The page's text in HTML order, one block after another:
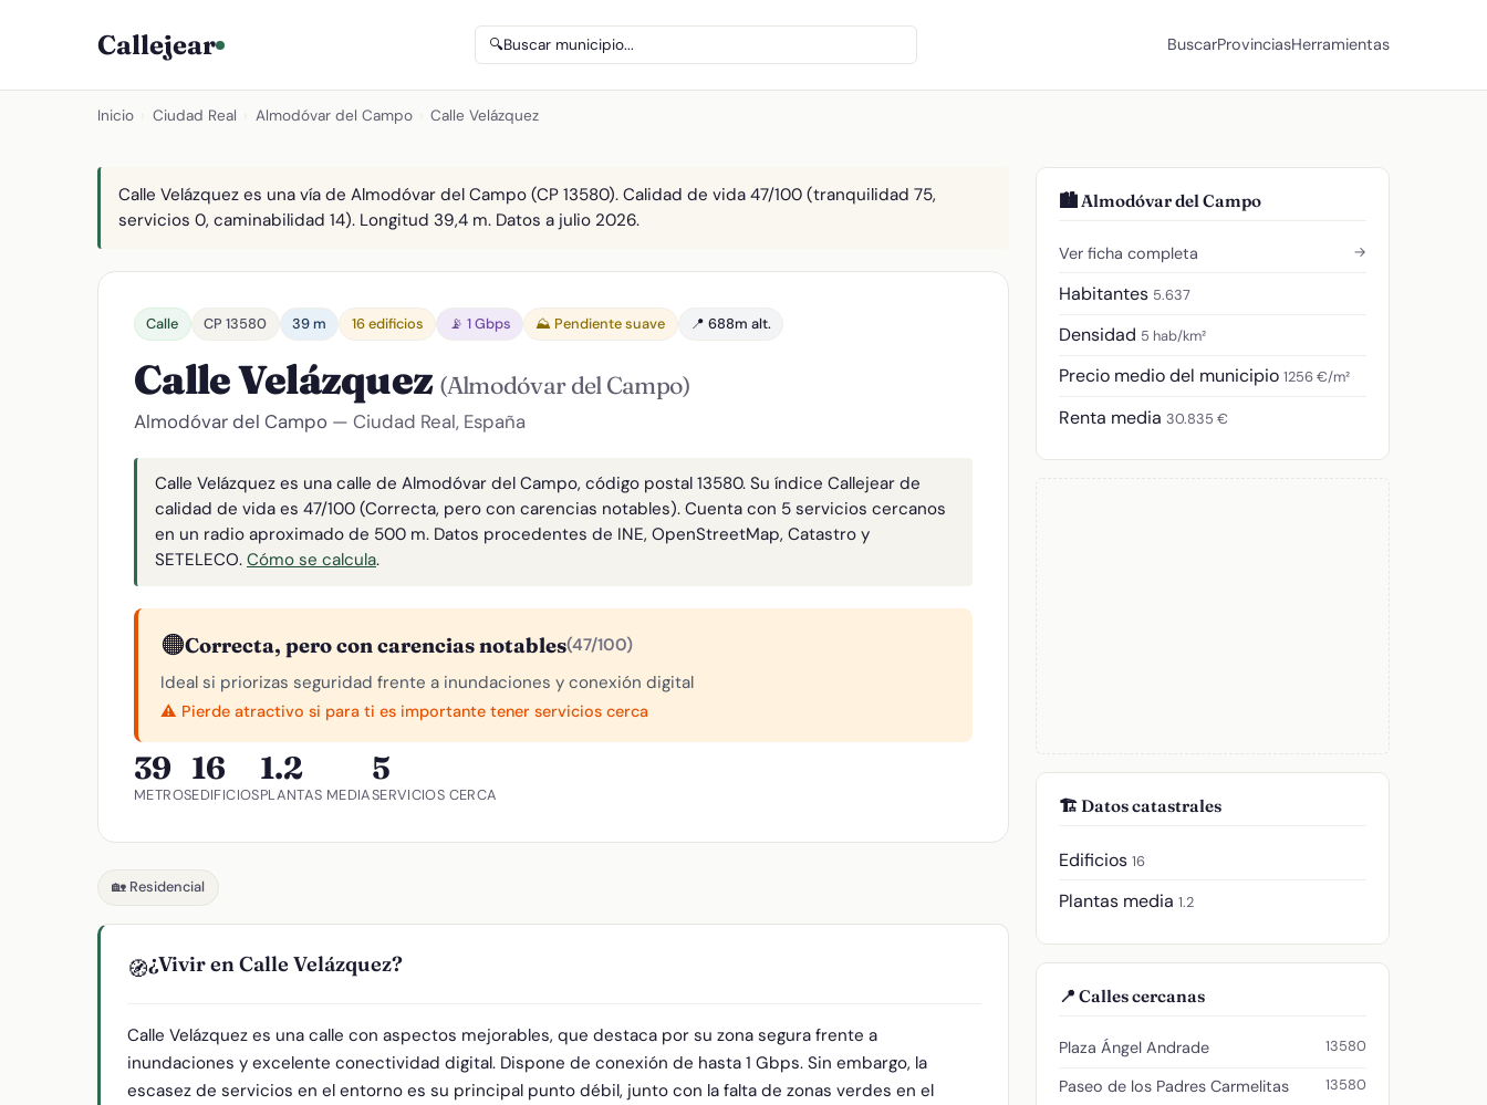
Callejear 🔍Buscar municipio... BuscarProvinciasHerramientas
Inicio Ciudad Real Almodóvar del Campo Calle Velázquez
Calle Velázquez es una vía de Almodóvar del Campo (CP 13580). Calidad de vida 47/100 (tranquilidad 75,
servicios 0, caminabilidad 14). Longitud 39,4 m. Datos a julio 2026.
Calle CP 13580 39 m 16 edificios 📡 1 Gbps ⛰️ Pendiente suave 📍 688m alt.
Calle Velázquez (Almodóvar del Campo)
Almodóvar del Campo — Ciudad Real, España
Calle Velázquez es una calle de Almodóvar del Campo, código postal 13580. Su índice Callejear de
calidad de vida es 47/100 (Correcta, pero con carencias notables). Cuenta con 5 servicios cercanos
en un radio aproximado de 500 m. Datos procedentes de INE, OpenStreetMap, Catastro y
SETELECO. Cómo se calcula.
🟠Correcta, pero con carencias notables(47/100)
Ideal si priorizas seguridad frente a inundaciones y conexión digital
⚠️ Pierde atractivo si para ti es importante tener servicios cerca
39
METROS
16
EDIFICIOS
1.2
PLANTAS MEDIA
5
SERVICIOS CERCA
🏡 Residencial
🧭¿Vivir en Calle Velázquez?
Calle Velázquez es una calle con aspectos mejorables, que destaca por su zona segura frente a
inundaciones y excelente conectividad digital. Dispone de conexión de hasta 1 Gbps. Sin embargo, la
escasez de servicios en el entorno es su principal punto débil, junto con la falta de zonas verdes en el
🏙️ Almodóvar del Campo
Ver ficha completa →
Habitantes 5.637
Densidad 5 hab/km²
Precio medio del municipio 1256 €/m²
Renta media 30.835 €
🏗️ Datos catastrales
Edificios 16
Plantas media 1.2
📍 Calles cercanas
Plaza Ángel Andrade 13580
Paseo de los Padres Carmelitas 13580